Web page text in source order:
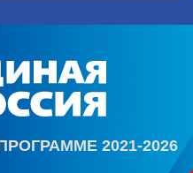
2021-2026